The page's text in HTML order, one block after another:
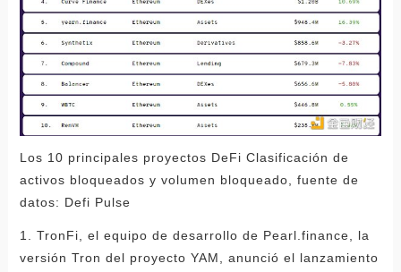
Los 10 principales proyectos DeFi Clasificación de
activos bloqueados y volumen bloqueado, fuente de
datos: Defi Pulse
1. TronFi, el equipo de desarrollo de Pearl.finance, la
versión Tron del proyecto YAM, anunció el lanzamiento